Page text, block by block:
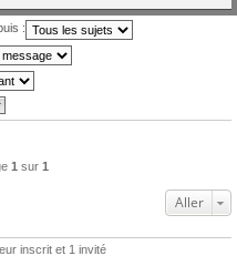
:
1 sur 1
Aller
inscrit et 1 invité